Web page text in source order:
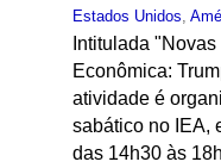
Estados Unidos
Intitulada
Econômica:
atividade é
sabático no IEA,
das 14h30 às 18h